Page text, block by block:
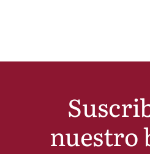
Contactar
WooCommerce My
nuestro